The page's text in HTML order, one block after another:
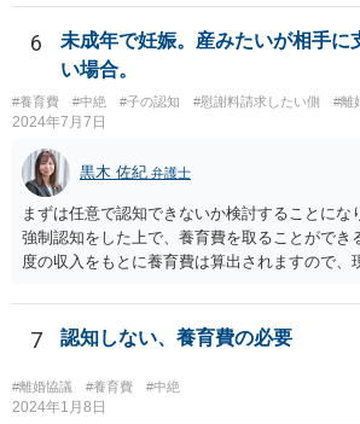
に全額の請求が不可能となっても，これまで
当分の報酬の範囲であれば，中途終了時の委任
ます（民法648条3項、703条等）。 【②につい
とになります。 もっとも，上述したように，全
確実に認められる事案ではないと思われるため
わず，協議によって適切な範囲での支払いに関
良いかと思われます。 【③について】 事実か
の社会的評価を損なうような投稿であれば，名
は，発信者自身の情報の開示を受けた上で，発
害賠償請求等を行うことも可能です。
であることを知っていれば交際しなかったとい
求が可能です。 LINEなどで、結婚を当然の前
を立証できる場合は、請求は可能と考えます。
6
未成年で妊娠。産みたいが相手に
い場合。
#養育費 #中絶 #子の認知 #慰謝料請求したい側 #離
2024年7月7日
黒木 佐紀 弁護士
まずは任意で認知できないか検討することにな
強制認知をした上で、養育費を取ることができ
度の収入をもとに養育費は算出されますので、
育費の増額調停を起こすこともできます。 仮
手方が妊娠について話し合いをしっかりして
料請求などもできる可能性があります。 いず
関わりが不可欠となると思われますので、一度
事務所へ早めのご相談をされたほうがよろしい
7 認知しない、養育費の必要
#離婚協議 #養育費 #中絶
2024年1月8日